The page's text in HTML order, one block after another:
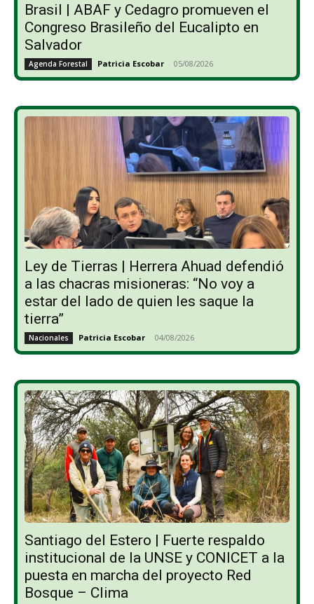
Brasil | ABAF y Cedagro promueven el
Congreso Brasileño del Eucalipto en
Salvador
Agenda Forestal Patricia Escobar - 05/08/2026
Ley de Tierras | Herrera Ahuad defendió
a las chacras misioneras: “No voy a
estar del lado de quien les saque la
tierra”
Nacionales Patricia Escobar - 04/08/2026
Santiago del Estero | Fuerte respaldo
institucional de la UNSE y CONICET a la
puesta en marcha del proyecto Red
Bosque – Clima